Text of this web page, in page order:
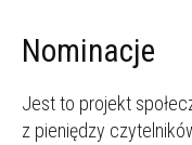
Nominacje
Jest to projekt
z pieniędzy